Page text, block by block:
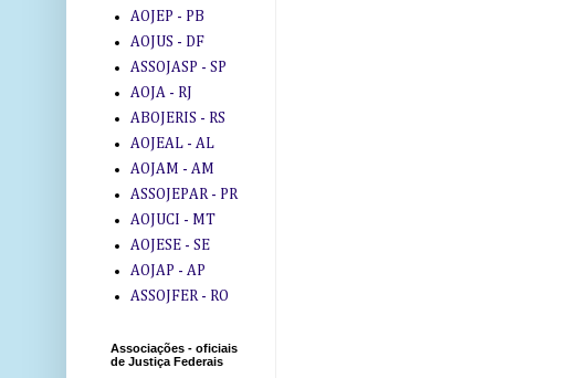
AOJEP - PB
AOJUS - DF
ASSOJASP - SP
AOJA - RJ
ABOJERIS - RS
AOJEAL - AL
AOJAM - AM
ASSOJEPAR - PR
AOJUCI - MT
AOJESE - SE
AOJAP - AP
ASSOJFER - RO
Associações - oficiais
de Justiça Federais